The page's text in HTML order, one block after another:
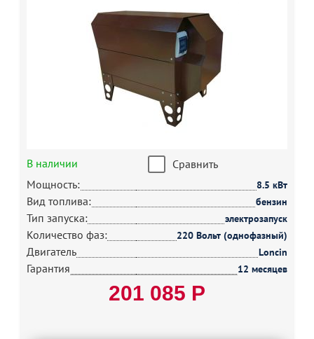
В наличии
Сравнить
Мощность:
8.5 кВт
Вид топлива: бензин
Тип запуска: электрозапуск
Количество фаз: 220 Вольт (однофазный)
Двигатель Loncin
Гарантия 12 месяцев
201 085 Р